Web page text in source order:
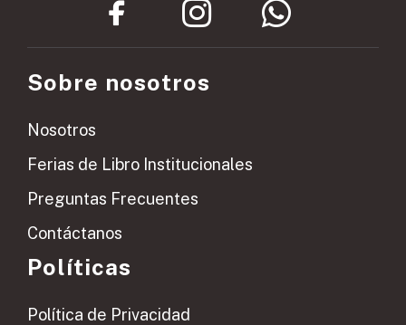
Sobre nosotros
Nosotros
Ferias de Libro Institucionales
Preguntas Frecuentes
Contáctanos
Políticas
Política de Privacidad